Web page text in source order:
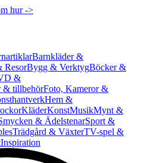
hur ->
Barnkläder &
ResorBygg & VerktygBöcker &
&
& tillbehörFoto, Kameror &
Hem &
KläderKonstMusikMynt &
& ÄdelstenarSport &
Trädgård & VäxterTV-spel &
Inspiration